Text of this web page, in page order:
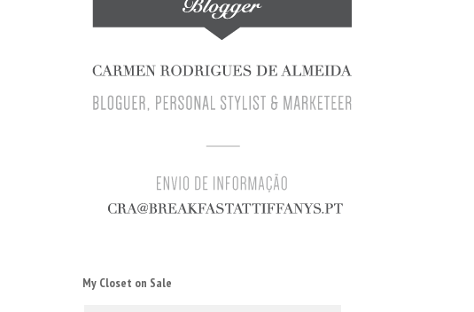
My Closet on Sale